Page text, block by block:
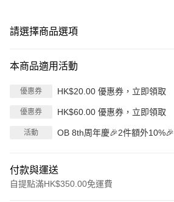
請選擇商品選項
本商品適用活動
優惠券 HK$20.00 優惠券，立即領取
優惠券 HK$60.00 優惠券，立即領取
活動 OB 8th周年慶🎉2件額外10%🎉
付款與運送
自提點滿HK$350.00免運費